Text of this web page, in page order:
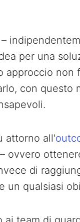
per una
approccio non
con questo
attorno all'
– ovvero
di
un qualsiasi